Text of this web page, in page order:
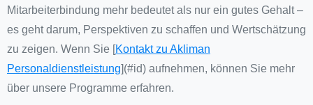
Mitarbeiterbindung mehr bedeutet als nur ein gutes Gehalt –
es geht darum, Perspektiven zu schaffen und Wertschätzung
zu zeigen. Wenn Sie [Kontakt zu Akliman
Personaldienstleistung](#id) aufnehmen, können Sie mehr
über unsere Programme erfahren.